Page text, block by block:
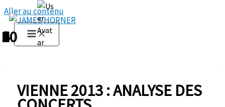
Aller au contenu
VIENNE 2013 : ANALYSE DES
1
2
3
4
5
6
7
8
9
10